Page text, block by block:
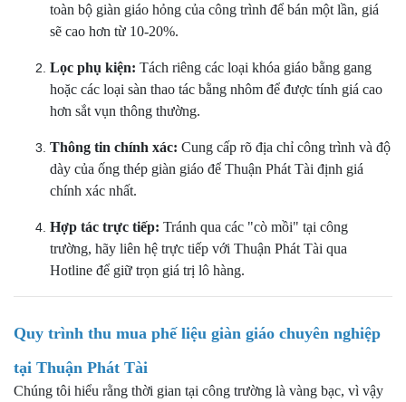
toàn bộ giàn giáo hỏng của công trình để bán một lần, giá
sẽ cao hơn từ 10-20%.
Lọc phụ kiện: Tách riêng các loại khóa giáo bằng gang
hoặc các loại sàn thao tác bằng nhôm để được tính giá cao
hơn sắt vụn thông thường.
Thông tin chính xác: Cung cấp rõ địa chỉ công trình và độ
dày của ống thép giàn giáo để Thuận Phát Tài định giá
chính xác nhất.
Hợp tác trực tiếp: Tránh qua các "cò mồi" tại công
trường, hãy liên hệ trực tiếp với Thuận Phát Tài qua
Hotline để giữ trọn giá trị lô hàng.
Quy trình thu mua phế liệu giàn giáo chuyên nghiệp
tại Thuận Phát Tài
Chúng tôi hiểu rằng thời gian tại công trường là vàng bạc, vì vậy